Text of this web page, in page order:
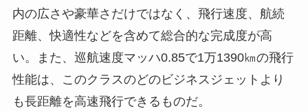
内の広さや豪華さだけではなく、飛行速度、航続
距離、快適性などを含めて総合的な完成度が高
い。また、巡航速度マッハ0.85で1万1390㎞の飛行
性能は、このクラスのどのビジネスジェットより
も長距離を高速飛行できるものだ。